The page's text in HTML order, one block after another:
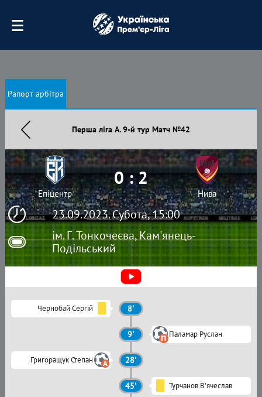
Рапорт арбітра
Перша ліга А. 9-й тур Матч №42
23.09.2023. Субота, 15:00
ім. Г. Тонкочеєва, Кам'янець-
Подільський
Епіцентр
0 : 2
Нива
Чернобай Сергій 8'
9' Паламар Руслан
Григоращук Степан 28'
45' Турчанов В'ячеслав